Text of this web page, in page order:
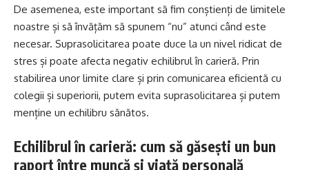
De asemenea, este important să fim conștienți de limitele
noastre și să învățăm să spunem “nu” atunci când este
necesar. Suprasolicitarea poate duce la un nivel ridicat de
stres și poate afecta negativ echilibrul în carieră. Prin
stabilirea unor limite clare și prin comunicarea eficientă cu
colegii și superiorii, putem evita suprasolicitarea și putem
menține un echilibru sănătos.
Echilibrul în carieră: cum să găsești un bun
raport între muncă și viață personală